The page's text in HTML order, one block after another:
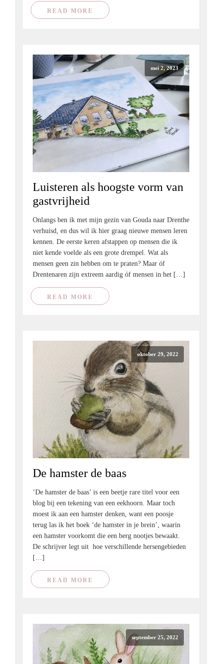
READ MORE
mei 2, 2023
Luisteren als hoogste vorm van
gastvrijheid
Onlangs ben ik met mijn gezin van Gouda naar Drenthe
verhuisd, en dus wil ik hier graag nieuwe mensen leren
kennen. De eerste keren afstappen op mensen die ik
niet kende voelde als een grote drempel. Wat als
mensen geen zin hebben om te praten? Maar óf
Drentenaren zijn extreem aardig óf mensen in het […]
READ MORE
oktober 29, 2022
De hamster de baas
‘De hamster de baas’ is een beetje rare titel voor een
blog bij een tekening van een eekhoorn. Maar toch
moest ik aan een hamster denken, want een poosje
terug las ik het boek ‘de hamster in je brein’, waarin
een hamster voorkomt die een berg nootjes bewaakt.
De schrijver legt uit hoe verschillende hersengebieden
[…]
READ MORE
september 25, 2022